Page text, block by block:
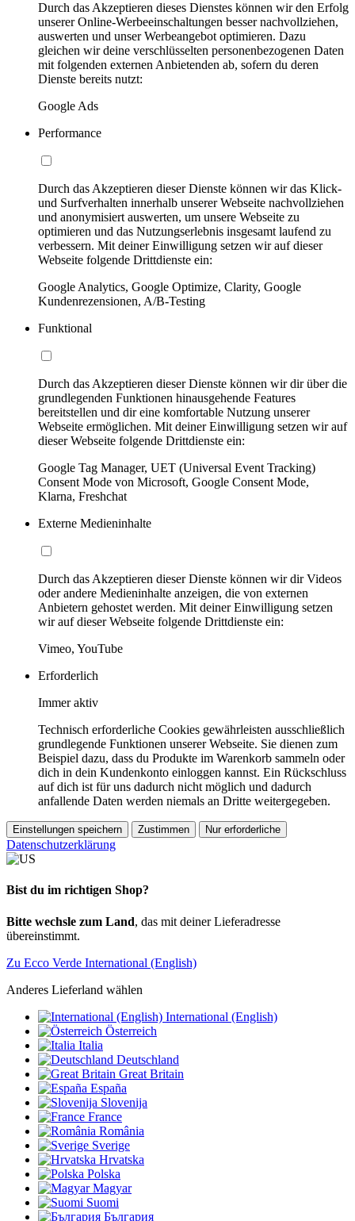
Durch das Akzeptieren dieses Dienstes können wir den Erfolg
unserer Online-Werbeeinschaltungen besser nachvollziehen,
auswerten und unser Werbeangebot optimieren. Dazu
gleichen wir deine verschlüsselten personenbezogenen Daten
mit folgenden externen Anbietenden ab, sofern du deren
Dienste bereits nutzt:
Google Ads
Performance
Durch das Akzeptieren dieser Dienste können wir das Klick-
und Surfverhalten innerhalb unserer Webseite nachvollziehen
und anonymisiert auswerten, um unsere Webseite zu
optimieren und das Nutzungserlebnis insgesamt laufend zu
verbessern. Mit deiner Einwilligung setzen wir auf dieser
Webseite folgende Drittdienste ein:
Google Analytics, Google Optimize, Clarity, Google
Kundenrezensionen, A/B-Testing
Funktional
Durch das Akzeptieren dieser Dienste können wir dir über die
grundlegenden Funktionen hinausgehende Features
bereitstellen und dir eine komfortable Nutzung unserer
Webseite ermöglichen. Mit deiner Einwilligung setzen wir auf
dieser Webseite folgende Drittdienste ein:
Google Tag Manager, UET (Universal Event Tracking)
Consent Mode von Microsoft, Google Consent Mode,
Klarna, Freshchat
Externe Medieninhalte
Durch das Akzeptieren dieser Dienste können wir dir Videos
oder andere Medieninhalte anzeigen, die von externen
Anbietern gehostet werden. Mit deiner Einwilligung setzen
wir auf dieser Webseite folgende Drittdienste ein:
Vimeo, YouTube
Erforderlich
Immer aktiv
Technisch erforderliche Cookies gewährleisten ausschließlich
grundlegende Funktionen unserer Webseite. Sie dienen zum
Beispiel dazu, dass du Produkte im Warenkorb sammeln oder
dich in dein Kundenkonto einloggen kannst. Ein Rückschluss
auf dich ist für uns dadurch nicht möglich und dadurch
anfallende Daten werden niemals an Dritte weitergegeben.
Einstellungen speichern Zustimmen Nur erforderliche
Datenschutzerklärung
Bist du im richtigen Shop?
Bitte wechsle zum Land, das mit deiner Lieferadresse
übereinstimmt.
Zu Ecco Verde International (English)
Anderes Lieferland wählen
International (English)
Österreich
Italia
Deutschland
Great Britain
España
Slovenija
France
România
Sverige
Hrvatska
Polska
Magyar
Suomi
България